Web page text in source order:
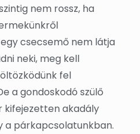
nem rossz, ha
csecsemő nem látja
neki, meg kell
fel
a gondoskodó szülő
akadály
a párkapcsolatunkban.